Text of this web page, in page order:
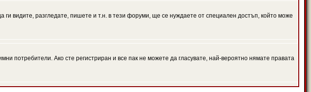
видите, разгледате, пишете и т.н. в тези форуми, ще се нуждаете от специален достъп, който може
потребители. Ако сте регистриран и все пак не можете да гласувате, най-вероятно нямате правата